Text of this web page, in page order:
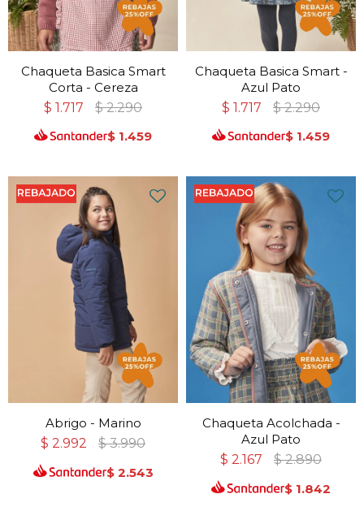
Chaqueta Basica Smart
Corta - Cereza
$ 1.717 $ 2.290
$ 1.459
Chaqueta Basica Smart -
Azul Pato
$ 1.717 $ 2.290
$ 1.459
Abrigo - Marino
$ 2.992 $ 3.990
$ 2.543
Chaqueta Acolchada -
Azul Pato
$ 2.167 $ 2.890
$ 1.842